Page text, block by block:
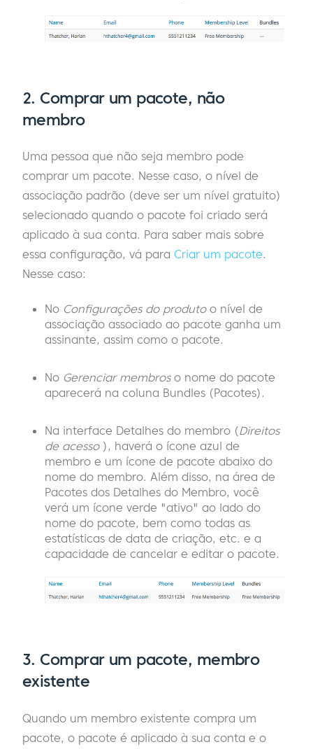
2. Comprar um pacote, não
membro
Uma pessoa que não seja membro pode
comprar um pacote. Nesse caso, o nível de
associação padrão (deve ser um nível gratuito)
selecionado quando o pacote foi criado será
aplicado à sua conta. Para saber mais sobre
essa configuração, vá para Criar um pacote.
Nesse caso:
No Configurações do produto o nível de
associação associado ao pacote ganha um
assinante, assim como o pacote.
No Gerenciar membros o nome do pacote
aparecerá na coluna Bundles (Pacotes).
Na interface Detalhes do membro (Direitos
de acesso), haverá o ícone azul de
membro e um ícone de pacote abaixo do
nome do membro. Além disso, na área de
Pacotes dos Detalhes do Membro, você
verá um ícone verde "ativo" ao lado do
nome do pacote, bem como todas as
estatísticas de data de criação, etc. e a
capacidade de cancelar e editar o pacote.
3. Comprar um pacote, membro
existente
Quando um membro existente compra um
pacote, o pacote é aplicado à sua conta e o